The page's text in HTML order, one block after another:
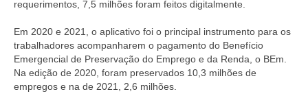
requerimentos, 7,5 milhões foram feitos digitalmente.
Em 2020 e 2021, o aplicativo foi o principal instrumento para os
trabalhadores acompanharem o pagamento do Benefício
Emergencial de Preservação do Emprego e da Renda, o BEm.
Na edição de 2020, foram preservados 10,3 milhões de
empregos e na de 2021, 2,6 milhões.